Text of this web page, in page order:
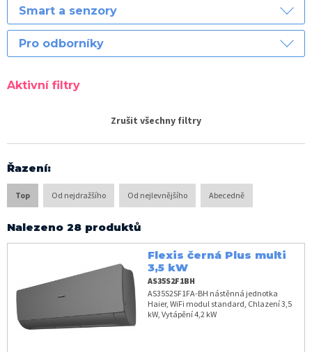
Smart a senzory
Pro odborníky
Aktivní filtry
Zrušit všechny filtry
Řazení:
Top Od nejdražšího Od nejlevnějšího Abecedně
Nalezeno 28 produktů
Flexis černá Plus multi
3,5 kW
AS35S2F1BH
AS35S2SF1FA-BH nástěnná jednotka
Haier, WiFi modul standard, Chlazení 3,5
kW, Vytápění 4,2 kW